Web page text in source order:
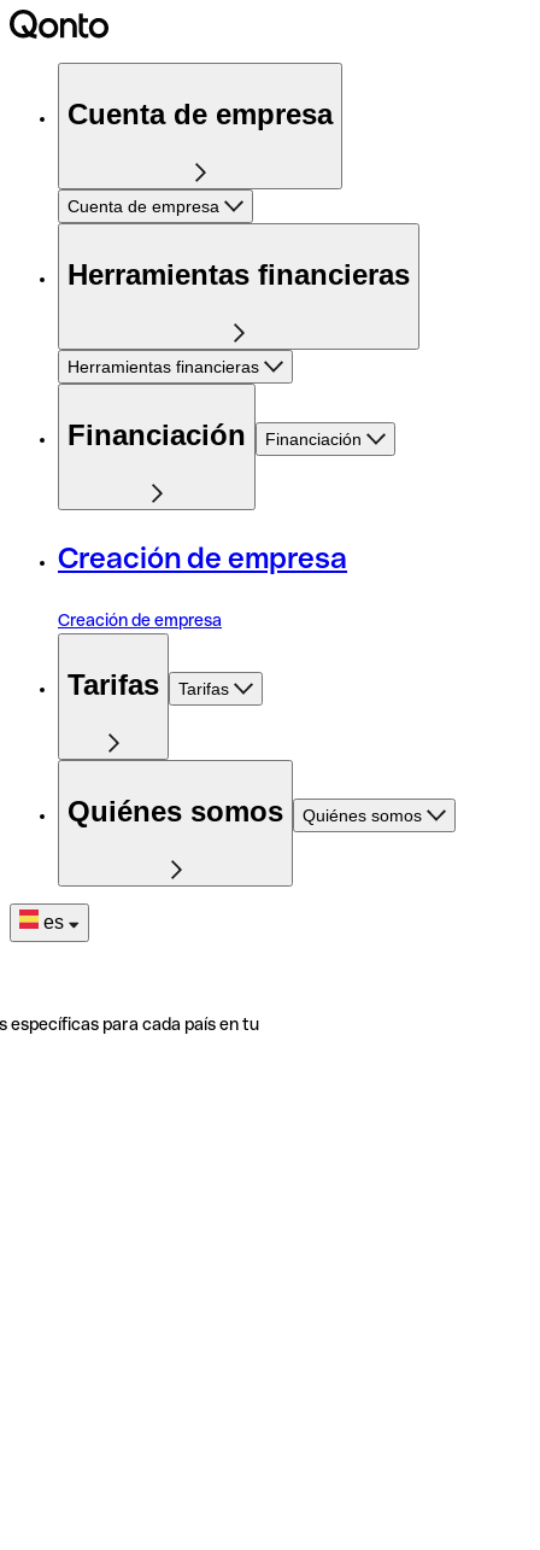
Cuenta de empresa
Cuenta de empresa
Herramientas financieras
Herramientas financieras
Financiación Financiación
Creación de empresa
Creación de empresa
Tarifas Tarifas
Quiénes somos Quiénes somos
es
específicas para cada país en tu